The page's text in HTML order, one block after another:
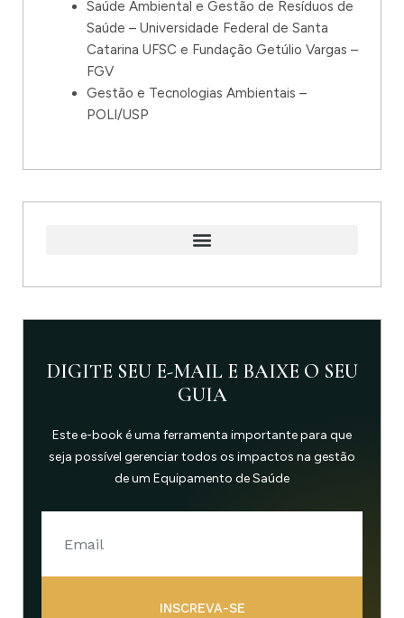
Saúde Ambiental e Gestão de Resíduos de
Saúde – Universidade Federal de Santa
Catarina UFSC e Fundação Getúlio Vargas –
FGV
Gestão e Tecnologias Ambientais –
POLI/USP
DIGITE SEU E-MAIL E BAIXE O SEU
GUIA
Este e-book é uma ferramenta importante para que
seja possível gerenciar todos os impactos na gestão
de um Equipamento de Saúde
INSCREVA-SE